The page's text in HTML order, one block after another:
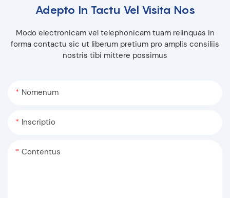
Adepto In Tactu Vel Visita Nos
Modo electronicam vel telephonicam tuam relinquas in
forma contactu sic ut liberum pretium pro amplis consiliis
nostris tibi mittere possimus
Nomenum
Inscriptio
Contentus